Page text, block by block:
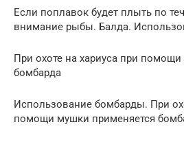
Если поплавок будет плыть по
внимание рыбы. Балда.
При охоте на хариуса при
бомбарда
Использование бомбарды. При
помощи мушки применяется